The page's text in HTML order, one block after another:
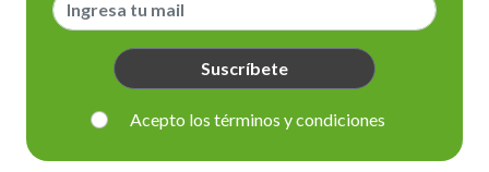
Suscríbete
Acepto los términos y condiciones